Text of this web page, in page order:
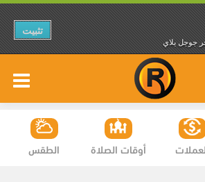
جوجل بلاي
تثبيت
الطقس أوقات الصلاة